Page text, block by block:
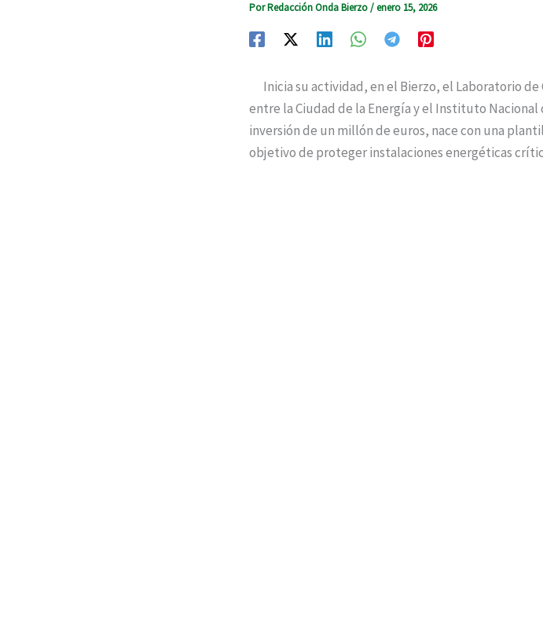
PorRedacción Onda Bierzo/enero 15, 2026
Inicia su actividad, en el Bierzo, el Laboratorio
entre la Ciudad de la Energía y el Instituto
inversión de un millón de euros, nace con una
objetivo de proteger instalaciones energéticas